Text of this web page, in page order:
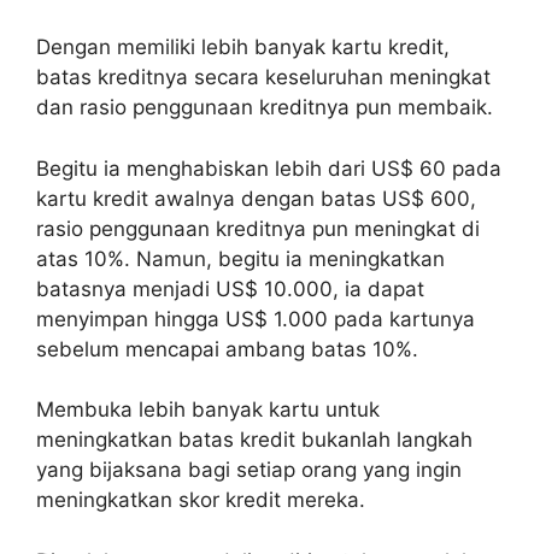
Dengan memiliki lebih banyak kartu kredit,
batas kreditnya secara keseluruhan meningkat
dan rasio penggunaan kreditnya pun membaik.
Begitu ia menghabiskan lebih dari US$ 60 pada
kartu kredit awalnya dengan batas US$ 600,
rasio penggunaan kreditnya pun meningkat di
atas 10%. Namun, begitu ia meningkatkan
batasnya menjadi US$ 10.000, ia dapat
menyimpan hingga US$ 1.000 pada kartunya
sebelum mencapai ambang batas 10%.
Membuka lebih banyak kartu untuk
meningkatkan batas kredit bukanlah langkah
yang bijaksana bagi setiap orang yang ingin
meningkatkan skor kredit mereka.